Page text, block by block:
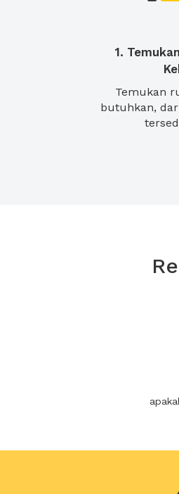
1.
Temukan
butuhkan,